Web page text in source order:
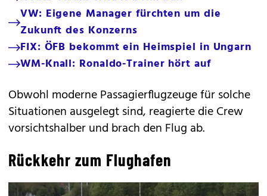
VW: Eigene Manager fürchten um die
Zukunft des Konzerns
FIX: ÖFB bekommt ein Heimspiel in Ungarn
WM-Knall: Ronaldo-Trainer hört auf
Obwohl moderne Passagierflugzeuge für solche
Situationen ausgelegt sind, reagierte die Crew
vorsichtshalber und brach den Flug ab.
Rückkehr zum Flughafen